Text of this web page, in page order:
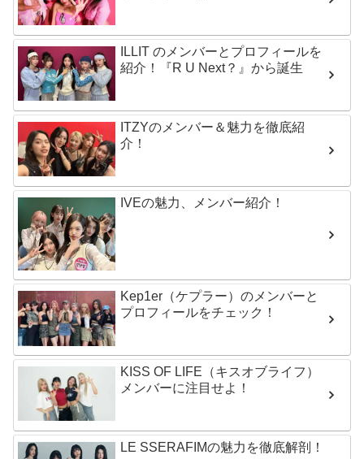
ILLIT のメンバーとプロフィールを
紹介！『R U Next？』から誕生
ITZYのメンバー＆魅力を徹底紹
介！
IVEの魅力、メンバー紹介！
Kep1er（ケプラー）のメンバーと
プロフィールをチェック！
KISS OF LIFE（キスオブライフ）
メンバーに注目せよ！
LE SSERAFIMの魅力を徹底解剖！